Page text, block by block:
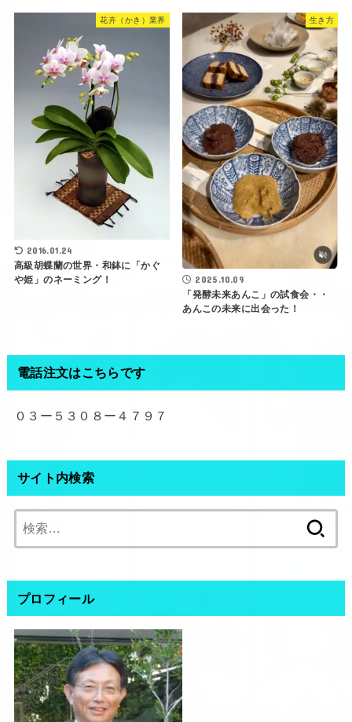
花卉（かき）業界
2016.01.24
高級胡蝶蘭の世界・和鉢に「かぐ
や姫」のネーミング！
生き方
2025.10.09
「発酵未来あんこ」の試食会・・
あんこの未来に出会った！
電話注文はこちらです
０３ー５３０８ー４７９７
サイト内検索
索:
プロフィール